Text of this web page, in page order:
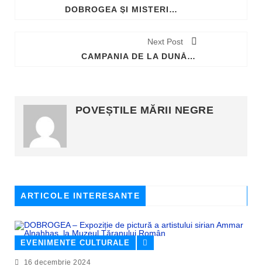
DOBROGEA ŞI MISTERIOASA HARTĂ A LUI PIRI REIS
Next Post
CAMPANIA DE LA DUNĂRE, CRUCIAŢII BURGUNZI, WALERAND DE WAVRIN, VLAD DRACUL, PANGUALA, TUTRAKAN ŞI CUCERIREA GIURGIULUI (1445)
POVEȘTILE MĂRII NEGRE
ARTICOLE INTERESANTE
EVENIMENTE CULTURALE
16 decembrie 2024